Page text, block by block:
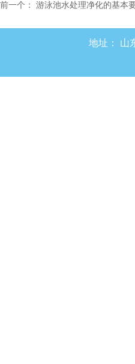
前一个： 游泳池水处理净化的基本
地址： 山